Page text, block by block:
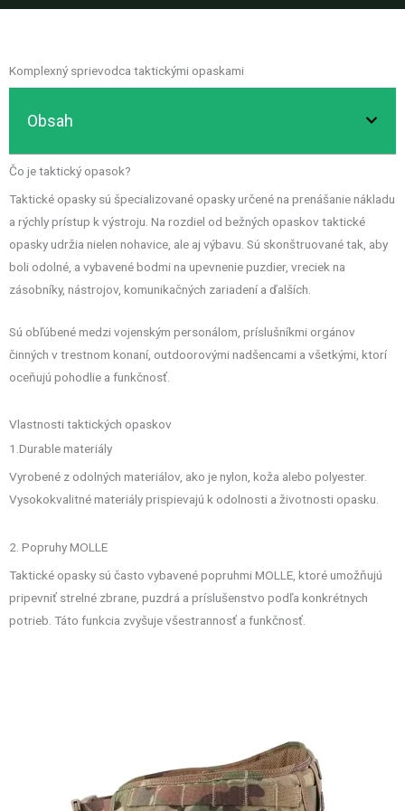
Komplexný sprievodca taktickými opaskami
Obsah
Čo je taktický opasok?
Taktické opasky sú špecializované opasky určené na prenášanie nákladu
a rýchly prístup k výstroju. Na rozdiel od bežných opaskov taktické
opasky udržia nielen nohavice, ale aj výbavu. Sú skonštruované tak, aby
boli odolné, a vybavené bodmi na upevnenie puzdier, vreciek na
zásobníky, nástrojov, komunikačných zariadení a ďalších.
Sú obľúbené medzi vojenským personálom, príslušníkmi orgánov
činných v trestnom konaní, outdoorovými nadšencami a všetkými, ktorí
oceňujú pohodlie a funkčnosť.
Vlastnosti taktických opaskov
1.Durable materiály
Vyrobené z odolných materiálov, ako je nylon, koža alebo polyester.
Vysokokvalitné materiály prispievajú k odolnosti a životnosti opasku.
2. Popruhy MOLLE
Taktické opasky sú často vybavené popruhmi MOLLE, ktoré umožňujú
pripevniť strelné zbrane, puzdrá a príslušenstvo podľa konkrétnych
potrieb. Táto funkcia zvyšuje všestrannosť a funkčnosť.